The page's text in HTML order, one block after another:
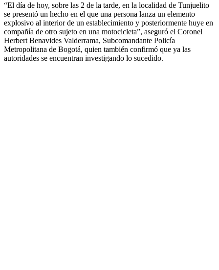
“El día de hoy, sobre las 2 de la tarde, en la localidad de Tunjuelito
se presentó un hecho en el que una persona lanza un elemento
explosivo al interior de un establecimiento y posteriormente huye en
compañía de otro sujeto en una motocicleta”, aseguró el Coronel
Herbert Benavides Valderrama, Subcomandante Policía
Metropolitana de Bogotá, quien también confirmó que ya las
autoridades se encuentran investigando lo sucedido.